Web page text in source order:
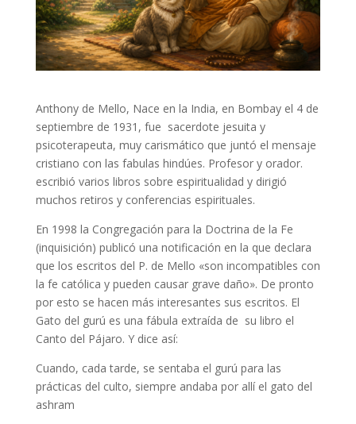
Anthony de Mello, Nace en la India, en Bombay el 4 de
septiembre de 1931, fue sacerdote jesuita y
psicoterapeuta, muy carismático que juntó el mensaje
cristiano con las fabulas hindúes. Profesor y orador.
escribió varios libros sobre espiritualidad y dirigió
muchos retiros y conferencias espirituales.
En 1998 la Congregación para la Doctrina de la Fe
(inquisición) publicó una notificación en la que declara
que los escritos del P. de Mello «son incompatibles con
la fe católica y pueden causar grave daño». De pronto
por esto se hacen más interesantes sus escritos. El
Gato del gurú es una fábula extraída de su libro el
Canto del Pájaro. Y dice así:
Cuando, cada tarde, se sentaba el gurú para las
prácticas del culto, siempre andaba por allí el gato del
ashram